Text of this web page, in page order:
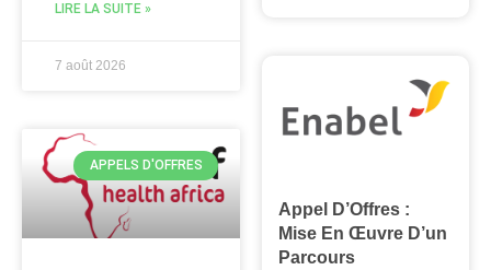
LIRE LA SUITE »
7 août 2026
APPELS D'OFFRES
Appel D’Offres :
Mise En Œuvre D’un
Parcours